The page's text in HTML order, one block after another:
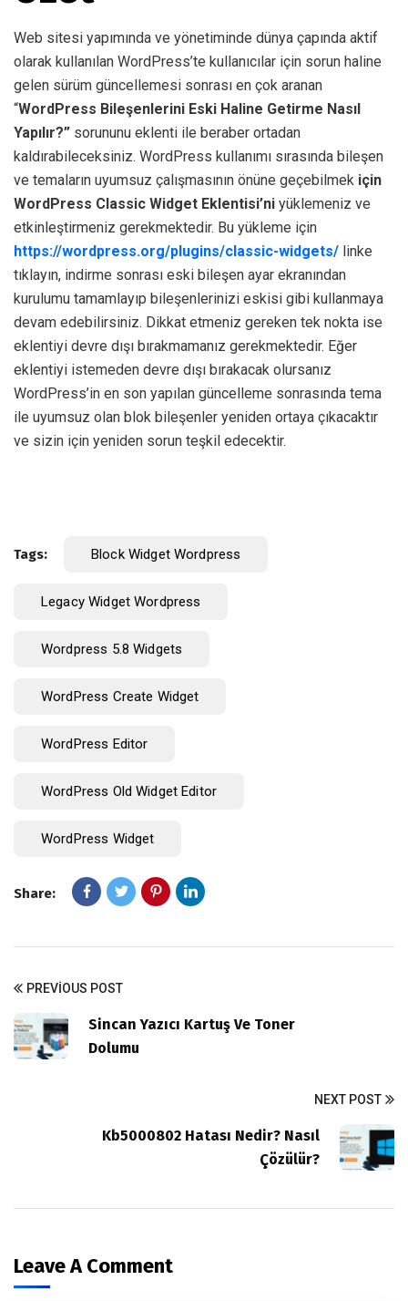
Web sitesi yapımında ve yönetiminde dünya çapında aktif
olarak kullanılan WordPress’te kullanıcılar için sorun haline
gelen sürüm güncellemesi sonrası en çok aranan
“WordPress Bileşenlerini Eski Haline Getirme Nasıl
Yapılır?” sorununu eklenti ile beraber ortadan
kaldırabileceksiniz. WordPress kullanımı sırasında bileşen
ve temaların uyumsuz çalışmasının önüne geçebilmek için
WordPress Classic Widget Eklentisi’ni yüklemeniz ve
etkinleştirmeniz gerekmektedir. Bu yükleme için
https://wordpress.org/plugins/classic-widgets/ linke
tıklayın, indirme sonrası eski bileşen ayar ekranından
kurulumu tamamlayıp bileşenlerinizi eskisi gibi kullanmaya
devam edebilirsiniz. Dikkat etmeniz gereken tek nokta ise
eklentiyi devre dışı bırakmamanız gerekmektedir. Eğer
eklentiyi istemeden devre dışı bırakacak olursanız
WordPress’in en son yapılan güncelleme sonrasında tema
ile uyumsuz olan blok bileşenler yeniden ortaya çıkacaktır
ve sizin için yeniden sorun teşkil edecektir.
Tags: Block Widget Wordpress
Legacy Widget Wordpress
Wordpress 5.8 Widgets
WordPress Create Widget
WordPress Editor
WordPress Old Widget Editor
WordPress Widget
Share:
PREVIOUS POST
Sincan Yazıcı Kartuş Ve Toner
Dolumu
NEXT POST
Kb5000802 Hatası Nedir? Nasıl
Çözülür?
Leave A Comment